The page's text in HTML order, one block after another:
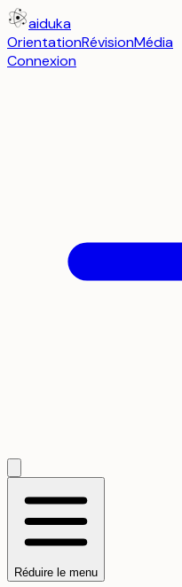
aiduka
OrientationRévisionMédia
Connexion
Réduire le menu